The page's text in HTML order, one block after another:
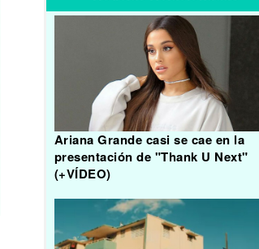
Ariana Grande casi se cae en la
presentación de "Thank U Next"
(+VÍDEO)